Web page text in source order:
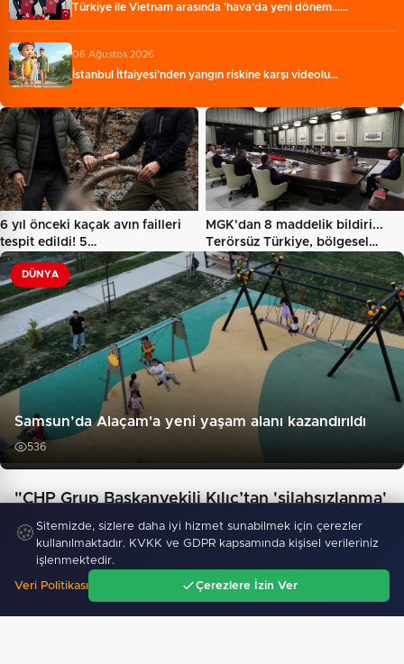
Türkiye ile Vietnam arasında 'hava'da yeni dönem...…
06 Ağustos 2026
İstanbul İtfaiyesi’nden yangın riskine karşı videolu…
6 yıl önceki kaçak avın failleri
tespit edildi! 5…
MGK'dan 8 maddelik bildiri...
Terörsüz Türkiye, bölgesel…
DÜNYA
Samsun’da Alaçam'a yeni yaşam alanı kazandırıldı
536
"CHP Grup Başkanvekili Kılıç’tan 'silahsızlanma'
vurgusu"
🍪 Sitemizde, sizlere daha iyi hizmet sunabilmek için çerezler
kullanılmaktadır. KVKK ve GDPR kapsamında kişisel verileriniz
işlenmektedir.
Veri Politikası Çerezlere İzin Ver
Gündem Ara Menü